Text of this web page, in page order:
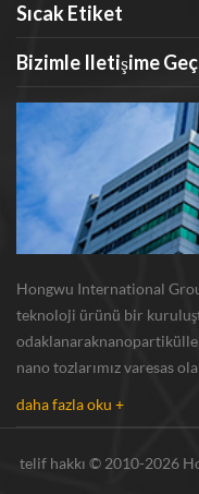
Sıcak Etiket
Bizimle Iletişime
Hongwu International
teknoloji ürünü bir
nano tozlarımız varesas
daha fazla oku +
telif hakkı © 2010-2026